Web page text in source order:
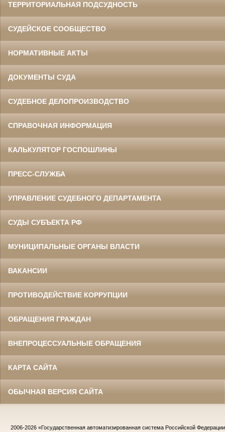
ТЕРРИТОРИАЛЬНАЯ ПОДСУДНОСТЬ
СУДЕЙСКОЕ СООБЩЕСТВО
НОРМАТИВНЫЕ АКТЫ
ДОКУМЕНТЫ СУДА
СУДЕБНОЕ ДЕЛОПРОИЗВОДСТВО
СПРАВОЧНАЯ ИНФОРМАЦИЯ
КАЛЬКУЛЯТОР ГОСПОШЛИНЫ
ПРЕСС-СЛУЖБА
УПРАВЛЕНИЕ СУДЕБНОГО ДЕПАРТАМЕНТА
СУДЫ СУБЪЕКТА РФ
МУНИЦИПАЛЬНЫЕ ОРГАНЫ ВЛАСТИ
ВАКАНСИИ
ПРОТИВОДЕЙСТВИЕ КОРРУПЦИИ
ОБРАЩЕНИЯ ГРАЖДАН
ВНЕПРОЦЕССУАЛЬНЫЕ ОБРАЩЕНИЯ
КАРТА САЙТА
ОБЫЧНАЯ ВЕРСИЯ САЙТА
2006-2026 «Государственная автоматизированная система Российской